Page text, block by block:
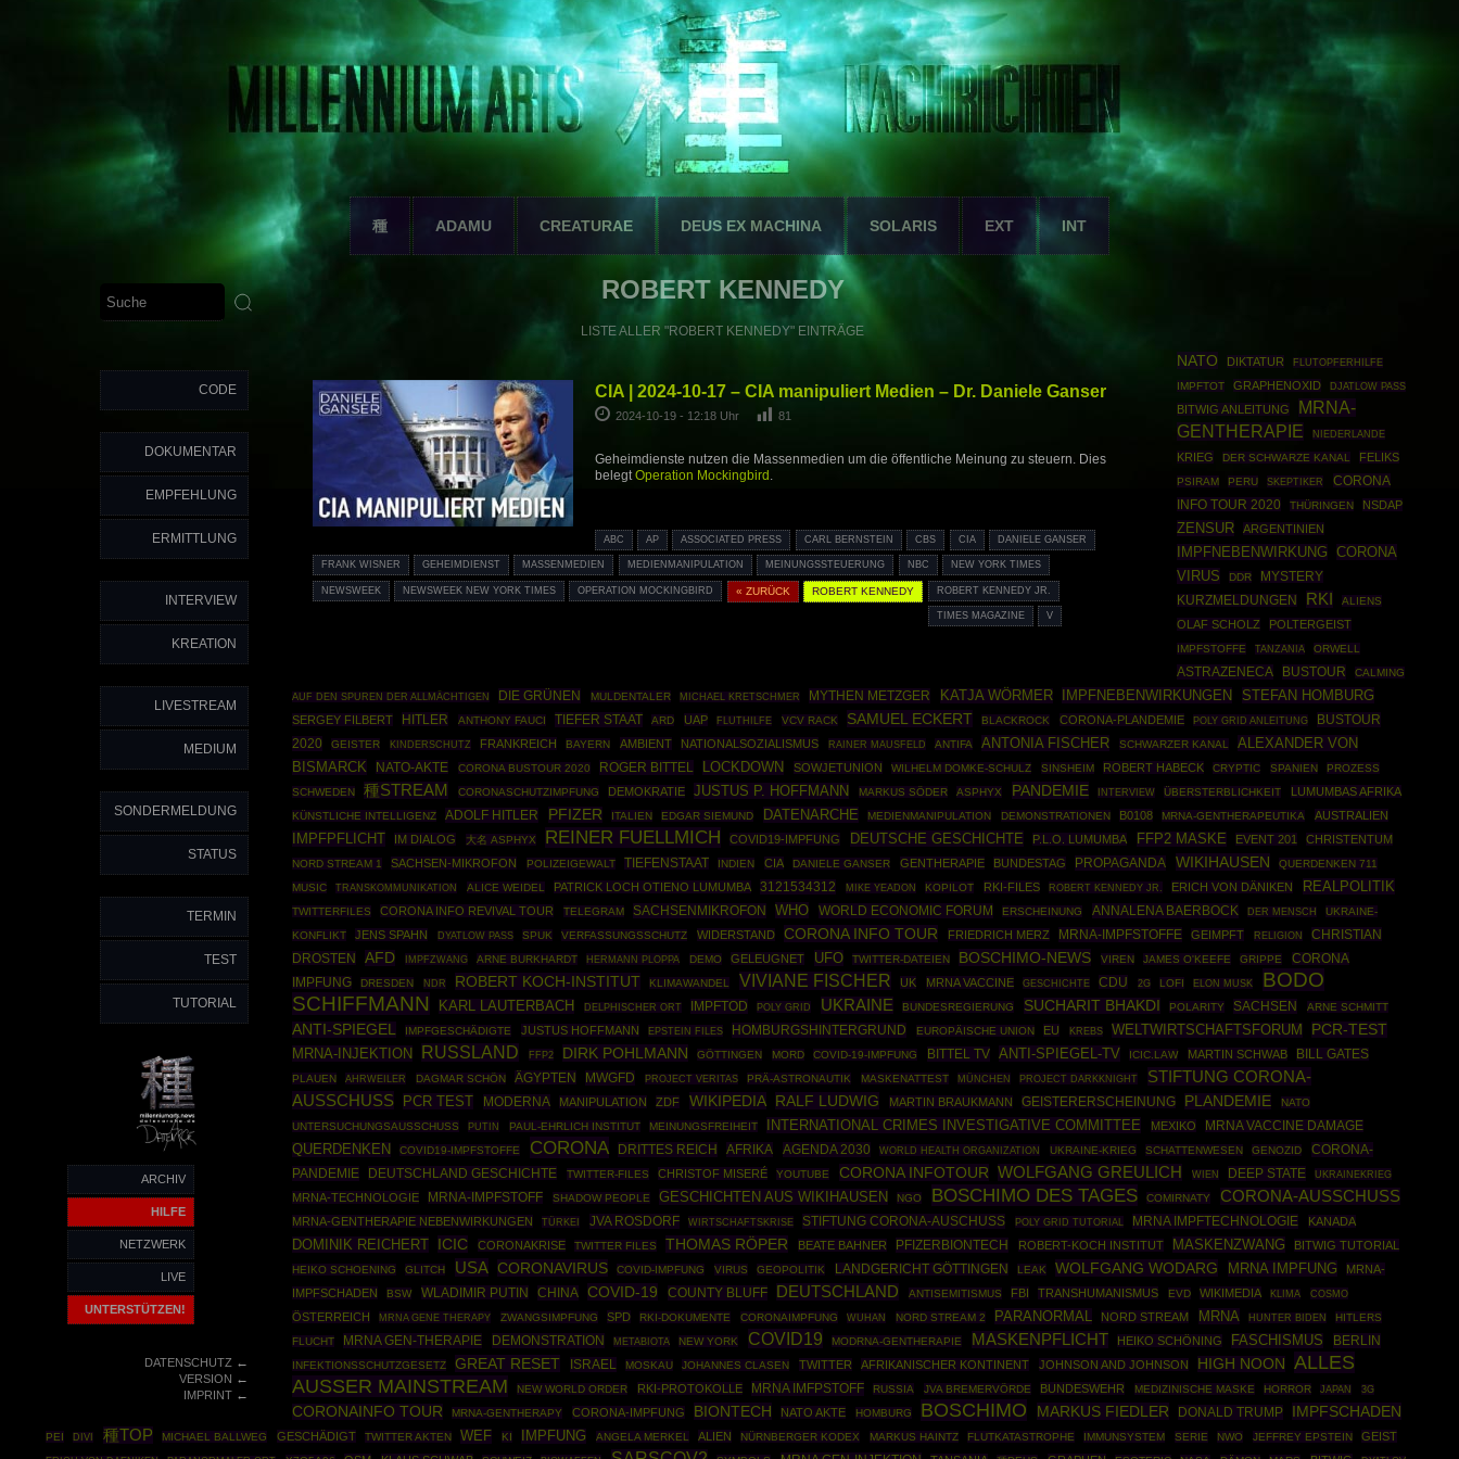
種 ADAMU CREATURAE DEUS EX MACHINA SOLARIS EXT INT
CODE
DOKUMENTAR
EMPFEHLUNG
ERMITTLUNG
INTERVIEW
KREATION
LIVESTREAM
MEDIUM
SONDERMELDUNG
STATUS
TERMIN
TEST
TUTORIAL
ARCHIV
HILFE
NETZWERK
LIVE
UNTERSTÜTZEN!
DATENSCHUTZ←
VERSION ←
IMPRINT←
ROBERT KENNEDY
LISTE ALLER "ROBERT KENNEDY" EINTRÄGE
CIA | 2024-10-17 – CIA manipuliert Medien – Dr. Daniele Ganser
2024-10-19 - 12:18 Uhr 81
Geheimdienste nutzen die Massenmedien um die öffentliche Meinung zu steuern. Dies
belegtOperation Mockingbird .
ABC AP ASSOCIATED PRESS CARL BERNSTEIN CBS CIA DANIELE GANSER
FRANK WISNER GEHEIMDIENST MASSENMEDIEN MEDIENMANIPULATION MEINUNGSSTEUERUNG NBC NEW YORK TIMES
NEWSWEEK NEWSWEEK NEW YORK TIMES OPERATION MOCKINGBIRD « ZURÜCK ROBERT KENNEDY ROBERT KENNEDY JR.
TIMES MAGAZINE V
NATO DIKTATUR FLUTOPFERHILFE
IMPFTOT GRAPHENOXID DJATLOW PASS
BITWIG ANLEITUNG
MRNA-
GENTHERAPIE
NIEDERLANDE
KRIEG DER SCHWARZE KANAL FELIKS
PSIRAM PERU SKEPTIKER
CORONA
INFO TOUR 2020
THÜRINGEN NSDAP
ZENSUR ARGENTINIEN
IMPFNEBENWIRKUNG
CORONA
VIRUS
DDR
MYSTERY
KURZMELDUNGEN
RKI ALIENS
OLAF SCHOLZ POLTERGEIST
IMPFSTOFFE TANZANIA ORWELL
ASTRAZENECA BUSTOUR CALMING
AUF DEN SPUREN DER ALLMÄCHTIGEN DIE GRÜNEN MULDENTALER MICHAEL KRETSCHMER MYTHEN METZGER KATJA WÖRMER IMPFNEBENWIRKUNGEN STEFAN HOMBURG
SERGEY FILBERT HITLER ANTHONY FAUCI TIEFER STAAT ARD UAP FLUTHILFE VCV RACK SAMUEL ECKERT BLACKROCK CORONA-PLANDEMIE POLY GRID ANLEITUNG
BUSTOUR
2020
GEISTER KINDERSCHUTZ FRANKREICH BAYERN AMBIENT NATIONALSOZIALISMUS RAINER MAUSFELD ANTIFA ANTONIA FISCHER SCHWARZER KANAL
ALEXANDER VON
BISMARCK
NATO-AKTE CORONA BUSTOUR 2020 ROGER BITTEL LOCKDOWN SOWJETUNION WILHELM DOMKE-SCHULZ SINSHEIM ROBERT HABECK CRYPTIC SPANIEN
PROZESS
SCHWEDEN
種STREAM CORONASCHUTZIMPFUNG DEMOKRATIE JUSTUS P. HOFFMANN MARKUS SÖDER ASPHYX PANDEMIE INTERVIEW ÜBERSTERBLICHKEIT LUMUMBAS AFRIKA
KÜNSTLICHE INTELLIGENZ ADOLF HITLER PFIZER ITALIEN EDGAR SIEMUND DATENARCHE MEDIENMANIPULATION DEMONSTRATIONEN B0108 MRNA-GENTHERAPEUTIKA AUSTRALIEN
IMPFPFLICHT IM DIALOG 大名 ASPHYX REINER FUELLMICH COVID19-IMPFUNG DEUTSCHE GESCHICHTE P.L.O. LUMUMBA FFP2 MASKE EVENT 201 CHRISTENTUM
NORD STREAM 1 SACHSEN-MIKROFON POLIZEIGEWALT TIEFENSTAAT INDIEN CIA DANIELE GANSER GENTHERAPIE BUNDESTAG PROPAGANDA WIKIHAUSEN
QUERDENKEN 711
MUSIC
TRANSKOMMUNIKATION ALICE WEIDEL PATRICK LOCH OTIENO LUMUMBA 3121534312 MIKE YEADON KOPILOT RKI-FILES ROBERT KENNEDY JR. ERICH VON DÄNIKEN REALPOLITIK
TWITTERFILES CORONA INFO REVIVAL TOUR TELEGRAM SACHSENMIKROFON WHO WORLD ECONOMIC FORUM ERSCHEINUNG ANNALENA BAERBOCK DER MENSCH
UKRAINE-
KONFLIKT
JENS SPAHN DYATLOW PASS SPUK VERFASSUNGSSCHUTZ WIDERSTAND CORONA INFO TOUR FRIEDRICH MERZ MRNA-IMPFSTOFFE GEIMPFT RELIGION
CHRISTIAN
DROSTEN
AFD IMPFZWANG ARNE BURKHARDT HERMANN PLOPPA DEMO GELEUGNET UFO TWITTER-DATEIEN BOSCHIMO-NEWS VIREN JAMES O'KEEFE GRIPPE
CORONA
IMPFUNG
DRESDEN NDR ROBERT KOCH-INSTITUT KLIMAWANDEL VIVIANE FISCHER UK MRNA VACCINE GESCHICHTE CDU 2G LOFI ELON MUSK
BODO
SCHIFFMANN
KARL LAUTERBACH DELPHISCHER ORT IMPFTOD POLY GRID UKRAINE BUNDESREGIERUNG SUCHARIT BHAKDI POLARITY SACHSEN ARNE SCHMITT
ANTI-SPIEGEL IMPFGESCHÄDIGTE JUSTUS HOFFMANN EPSTEIN FILES HOMBURGSHINTERGRUND EUROPÄISCHE UNION EU KREBS WELTWIRTSCHAFTSFORUM
PCR-TEST
MRNA-INJEKTION
RUSSLAND FFP2 DIRK POHLMANN GÖTTINGEN MORD COVID-19-IMPFUNG BITTEL TV ANTI-SPIEGEL-TV ICIC.LAW MARTIN SCHWAB BILL GATES
PLAUEN AHRWEILER DAGMAR SCHÖN ÄGYPTEN MWGFD PROJECT VERITAS PRÄ-ASTRONAUTIK MASKENATTEST MÜNCHEN PROJECT DARKKNIGHT
STIFTUNG CORONA-
AUSSCHUSS
PCR TEST MODERNA MANIPULATION ZDF WIKIPEDIA RALF LUDWIG MARTIN BRAUKMANN GEISTERERSCHEINUNG PLANDEMIE
NATO
UNTERSUCHUNGSAUSSCHUSS
PUTIN PAUL-EHRLICH INSTITUT MEINUNGSFREIHEIT INTERNATIONAL CRIMES INVESTIGATIVE COMMITTEE MEXIKO MRNA VACCINE DAMAGE
QUERDENKEN COVID19-IMPFSTOFFE CORONA DRITTES REICH AFRIKA AGENDA 2030 WORLD HEALTH ORGANIZATION UKRAINE-KRIEG SCHATTENWESEN GENOZID
CORONA-
PANDEMIE
DEUTSCHLAND GESCHICHTE TWITTER-FILES CHRISTOF MISERÉ YOUTUBE CORONA INFOTOUR WOLFGANG GREULICH WIEN DEEP STATE UKRAINEKRIEG
MRNA-TECHNOLOGIE MRNA-IMPFSTOFF SHADOW PEOPLE GESCHICHTEN AUS WIKIHAUSEN NGO BOSCHIMO DES TAGES COMIRNATY CORONA-AUSSCHUSS
MRNA-GENTHERAPIE NEBENWIRKUNGEN TÜRKEI JVA ROSDORF WIRTSCHAFTSKRISE STIFTUNG CORONA-AUSCHUSS POLY GRID TUTORIAL MRNA IMPFTECHNOLOGIE KANADA
DOMINIK REICHERT ICIC CORONAKRISE TWITTER FILES THOMAS RÖPER BEATE BAHNER PFIZERBIONTECH ROBERT-KOCH INSTITUT MASKENZWANG BITWIG TUTORIAL
HEIKO SCHOENING GLITCH USA CORONAVIRUS COVID-IMPFUNG VIRUS GEOPOLITIK LANDGERICHT GÖTTINGEN LEAK WOLFGANG WODARG MRNA IMPFUNG
MRNA-
IMPFSCHADEN
BSW WLADIMIR PUTIN CHINA COVID-19 COUNTY BLUFF DEUTSCHLAND ANTISEMITISMUS FBI TRANSHUMANISMUS EVD WIKIMEDIA KLIMA COSMO
ÖSTERREICH MRNA GENE THERAPY ZWANGSIMPFUNG SPD RKI-DOKUMENTE CORONAIMPFUNG WUHAN NORD STREAM 2 PARANORMAL NORD STREAM MRNA HUNTER BIDEN
HITLERS
FLUCHT
MRNA GEN-THERAPIE DEMONSTRATION METABIOTA NEW YORK COVID19 MODRNA-GENTHERAPIE MASKENPFLICHT HEIKO SCHÖNING FASCHISMUS BERLIN
INFEKTIONSSCHUTZGESETZ GREAT RESET ISRAEL MOSKAU JOHANNES CLASEN TWITTER AFRIKANISCHER KONTINENT JOHNSON AND JOHNSON HIGH NOON
ALLES
AUSSER MAINSTREAM
NEW WORLD ORDER RKI-PROTOKOLLE MRNA IMFPSTOFF RUSSIA JVA BREMERVÖRDE BUNDESWEHR MEDIZINISCHE MASKE HORROR JAPAN 3G
CORONAINFO TOUR MRNA-GENTHERAPY CORONA-IMPFUNG BIONTECH NATO AKTE HOMBURG BOSCHIMO MARKUS FIEDLER DONALD TRUMP IMPFSCHADEN
PEI DIVI 種TOP MICHAEL BALLWEG GESCHÄDIGT TWITTER AKTEN WEF KI IMPFUNG ANGELA MERKEL ALIEN NÜRNBERGER KODEX MARKUS HAINTZ FLUTKATASTROPHE IMMUNSYSTEM SERIE NWO JEFFREY EPSTEIN GEIST